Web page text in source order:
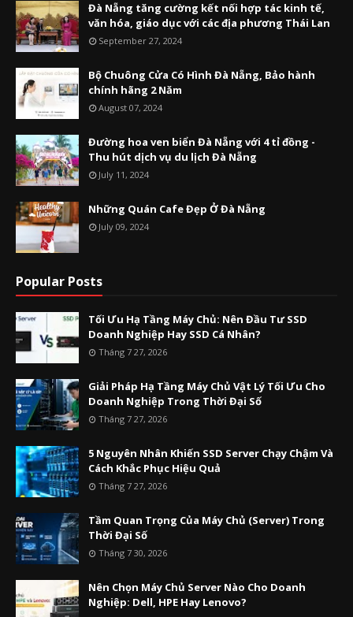
Đà Nẵng tăng cường kết nối hợp tác kinh tế,
văn hóa, giáo dục với các địa phương Thái Lan
September 27, 2024
Bộ Chuông Cửa Có Hình Đà Nẵng, Bảo hành
chính hãng 2 Năm
August 07, 2024
Đường hoa ven biển Đà Nẵng với 4 tỉ đồng -
Thu hút dịch vụ du lịch Đà Nẵng
July 11, 2024
Những Quán Cafe Đẹp Ở Đà Nẵng
July 09, 2024
Popular Posts
Tối Ưu Hạ Tầng Máy Chủ: Nên Đầu Tư SSD
Doanh Nghiệp Hay SSD Cá Nhân?
Tháng 7 27, 2026
Giải Pháp Hạ Tầng Máy Chủ Vật Lý Tối Ưu Cho
Doanh Nghiệp Trong Thời Đại Số
Tháng 7 27, 2026
5 Nguyên Nhân Khiến SSD Server Chạy Chậm Và
Cách Khắc Phục Hiệu Quả
Tháng 7 27, 2026
Tầm Quan Trọng Của Máy Chủ (Server) Trong
Thời Đại Số
Tháng 7 30, 2026
Nên Chọn Máy Chủ Server Nào Cho Doanh
Nghiệp: Dell, HPE Hay Lenovo?